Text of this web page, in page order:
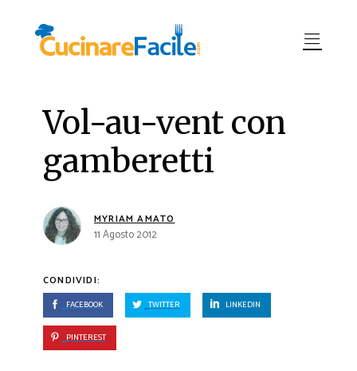
Vol-au-vent con
gamberetti
MYRIAM AMATO
11 Agosto 2012
CONDIVIDI:
FACEBOOK TWITTER LINKEDIN
PINTEREST